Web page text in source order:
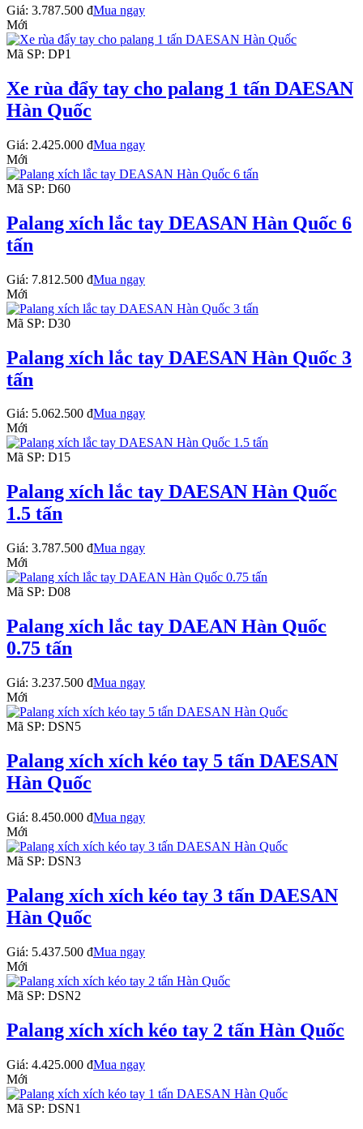
Giá: 3.787.500 đMua ngay
Mới
Mã SP: DP1
Xe rùa đẩy tay cho palang 1 tấn DAESAN
Hàn Quốc
Giá: 2.425.000 đMua ngay
Mới
Mã SP: D60
Palang xích lắc tay DEASAN Hàn Quốc 6
tấn
Giá: 7.812.500 đMua ngay
Mới
Mã SP: D30
Palang xích lắc tay DAESAN Hàn Quốc 3
tấn
Giá: 5.062.500 đMua ngay
Mới
Mã SP: D15
Palang xích lắc tay DAESAN Hàn Quốc
1.5 tấn
Giá: 3.787.500 đMua ngay
Mới
Mã SP: D08
Palang xích lắc tay DAEAN Hàn Quốc
0.75 tấn
Giá: 3.237.500 đMua ngay
Mới
Mã SP: DSN5
Palang xích xích kéo tay 5 tấn DAESAN
Hàn Quốc
Giá: 8.450.000 đMua ngay
Mới
Mã SP: DSN3
Palang xích xích kéo tay 3 tấn DAESAN
Hàn Quốc
Giá: 5.437.500 đMua ngay
Mới
Mã SP: DSN2
Palang xích xích kéo tay 2 tấn Hàn Quốc
Giá: 4.425.000 đMua ngay
Mới
Mã SP: DSN1